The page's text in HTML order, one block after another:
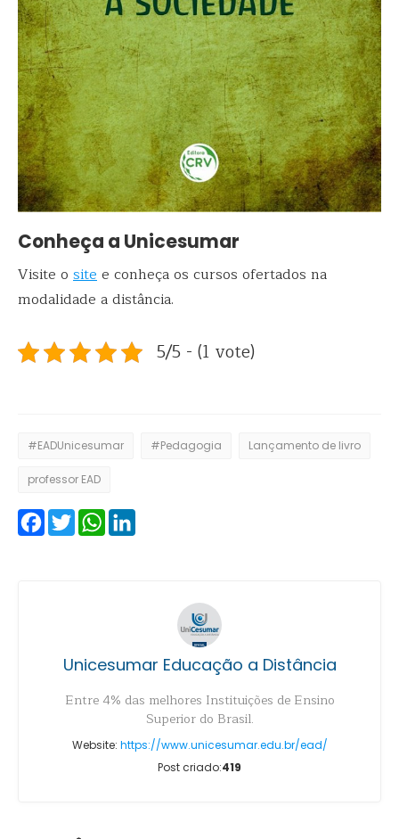
Conheça a Unicesumar
Visite o sitee conheça os cursos ofertados na
modalidade a distância.
5/5 - (1 vote)
#EADUnicesumar #Pedagogia Lançamento de livro
professor EAD
FacebookTwitterWhatsApp
Unicesumar Educação a Distância
Entre 4% das melhores Instituições de Ensino
Superior do Brasil.
Website: https://www.unicesumar.edu.br/ead/
Post criado:419